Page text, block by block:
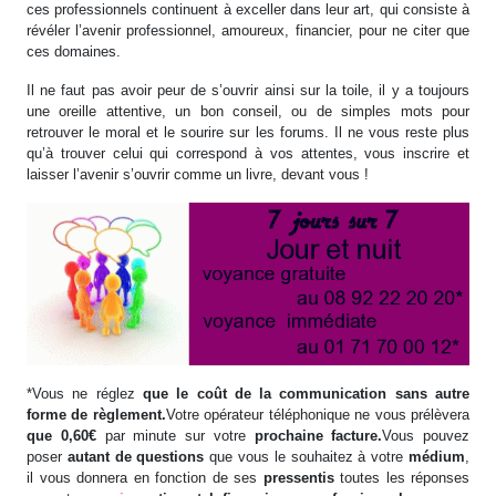
ces professionnels continuent à exceller dans leur art, qui consiste à
révéler l’avenir professionnel, amoureux, financier, pour ne citer que
ces domaines.
Il ne faut pas avoir peur de s’ouvrir ainsi sur la toile, il y a toujours
une oreille attentive, un bon conseil, ou de simples mots pour
retrouver le moral et le sourire sur les forums. Il ne vous reste plus
qu’à trouver celui qui correspond à vos attentes, vous inscrire et
laisser l’avenir s’ouvrir comme un livre, devant vous !
*Vous ne réglez que le coût de la communication sans autre
forme de règlement.Votre opérateur téléphonique ne vous prélèvera
que 0,60€ par minute sur votre prochaine facture.Vous pouvez
poser autant de questionsque vous le souhaitez à votremédium
il vous donnera en fonction de ses pressentis toutes les réponses